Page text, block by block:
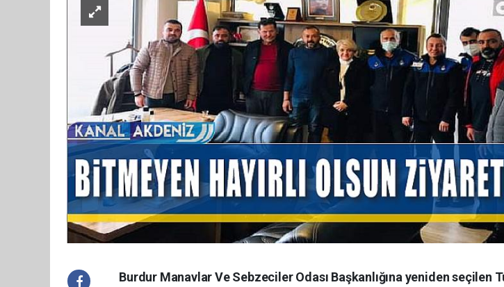
Burdur Manavlar Ve Sebzeciler Odası Başkanlığına yeniden seçilen